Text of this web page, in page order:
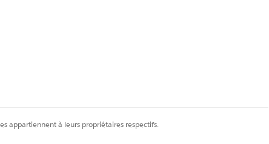
être. Renforcez la sécurité des
la connexion sans mot de passe
unique (SSO) pour permettre
par exemple se connecter, activer
vérifient leur identité.
appartiennent à leurs propriétaires respectifs.